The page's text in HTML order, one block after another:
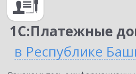
1С:Платежные
в Республике